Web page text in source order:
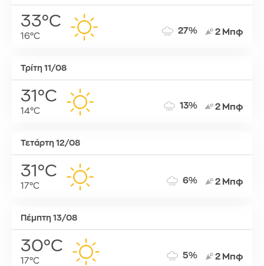
33°C
16°C
27% 2 Μπφ
Τρίτη 11/08
31°C
14°C
13% 2 Μπφ
Τετάρτη 12/08
31°C
17°C
6% 2 Μπφ
Πέμπτη 13/08
30°C
17°C
5% 2 Μπφ